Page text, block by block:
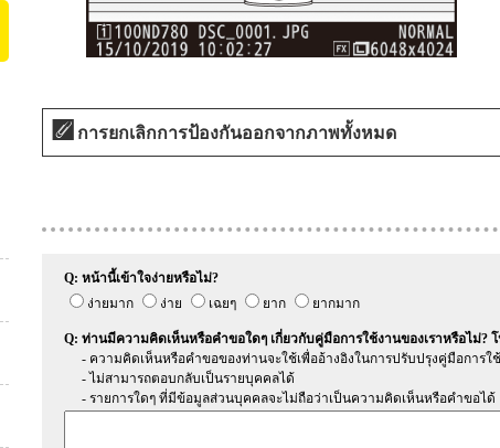
การยกเลิกการป้องกันออกจากภาพทั้งหมด